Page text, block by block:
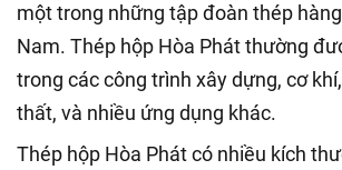
một trong những tập đoàn thép
Nam. Thép hộp Hòa Phát thường
trong các công trình xây dựng, cơ
thất, và nhiều ứng dụng khác.
Thép hộp Hòa Phát có nhiều kích